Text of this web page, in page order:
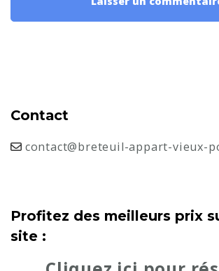
Contact
contact@breteuil-appart-vieux-
Profitez des meilleurs prix
site :